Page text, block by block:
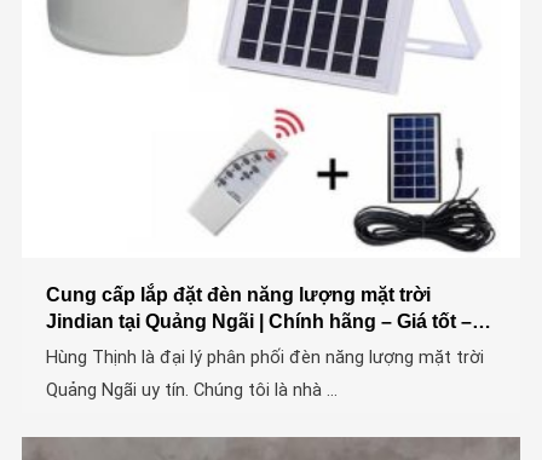
Cung cấp lắp đặt đèn năng lượng mặt trời
Jindian tại Quảng Ngãi | Chính hãng – Giá tốt –
Uy tín
Hùng Thịnh là đại lý phân phối đèn năng lượng mặt trời
Quảng Ngãi uy tín. Chúng tôi là nhà ...